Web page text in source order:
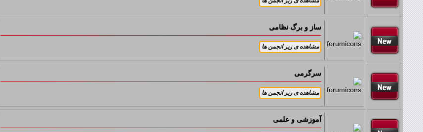
ساز و برگ نظامی
سرگرمی
آموزشی و علمی
زیر انجمن ها:
زیر انجمن ها: